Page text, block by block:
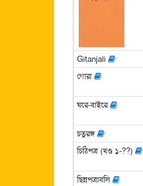
Gitanjali
গোরা
ঘরে-বাইরে
চতুরঙ্গ
চিঠিপত্র (খণ্ড ১-??)
ছিন্নপত্রাবলি